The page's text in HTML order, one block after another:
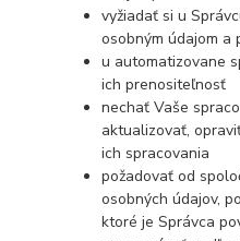
vyžiadať si u
osobným údajom a
u automatizovane
ich prenositeľnosť
nechať Vaše
aktualizovať,
ich spracovania
požadovať od
osobných údajov,
ktoré je Správca